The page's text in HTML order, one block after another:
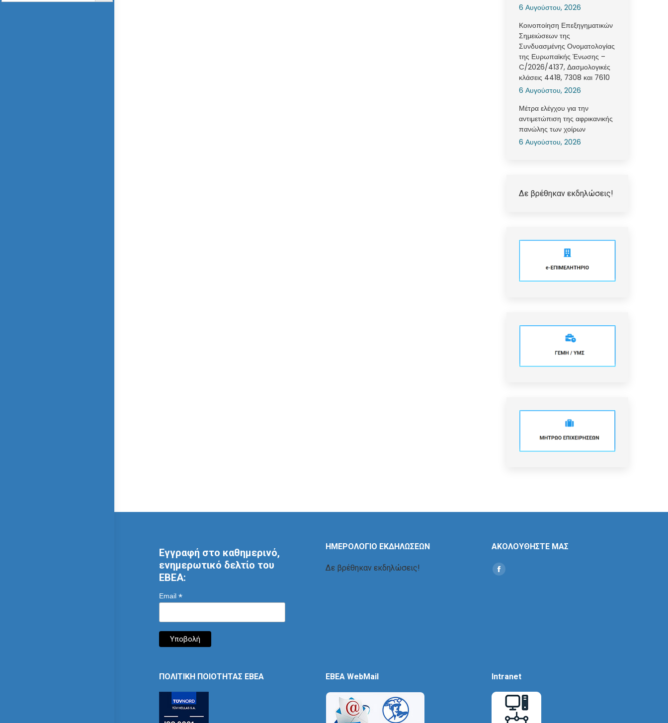
6 Αυγούστου, 2026
Κοινοποίηση Επεξηγηματικών
Σημειώσεων της
Συνδυασμένης Ονοματολογίας
της Ευρωπαϊκής Ένωσης –
C/2026/4137, Δασμολογικές
κλάσεις 4418, 7308 και 7610
6 Αυγούστου, 2026
Μέτρα ελέγχου για την
αντιμετώπιση της αφρικανικής
πανώλης των χοίρων
6 Αυγούστου, 2026
Δε βρέθηκαν εκδηλώσεις!
Εγγραφή στο καθημερινό,
ενημερωτικό δελτίο του
ΕΒΕΑ:
Email *
ΗΜΕΡΟΛΟΓΙΟ ΕΚΔΗΛΩΣΕΩΝ
Δε βρέθηκαν εκδηλώσεις!
ΑΚΟΛΟΥΘΗΣΤΕ ΜΑΣ
Find us on:
Social
ΠΟΛΙΤΙΚΗ ΠΟΙΟΤΗΤΑΣ ΕΒΕΑ EBEA WebMail Intranet